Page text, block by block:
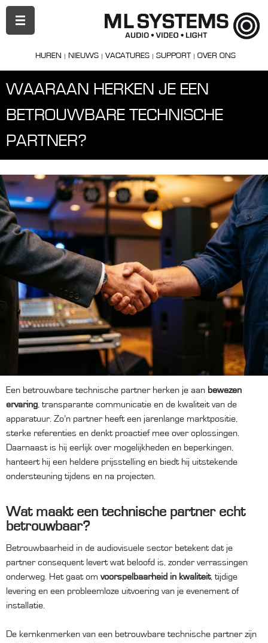
HUREN NIEUWS VACATURES SUPPORT OVER ONS
PRIMAIR
MENU
WAARAAN HERKEN JE EEN
BETROUWBARE TECHNISCHE
PARTNER?
Een betrouwbare technische partner herken je aan bewezen
ervaring , transparante communicatie en de kwaliteit van de
apparatuur. Zo’n partner heeft een jarenlange marktpositie,
sterke referenties en denkt proactief mee over oplossingen.
Daarnaast is hij eerlijk over mogelijkheden en beperkingen,
hanteert hij een heldere prijsstelling en biedt hij uitstekende
ondersteuning tijdens en na projecten.
Wat maakt een technische partner echt
betrouwbaar?
Betrouwbaarheid in de audiovisuele sector betekent dat je
partner consequent levert wat beloofd is, zonder verrassingen
onderweg. Het gaat om voorspelbaarheid in kwaliteit, tijdige
levering en een probleemloze uitvoering van je evenement of
installatie.
De kernkenmerken van een betrouwbare technische partner zijn